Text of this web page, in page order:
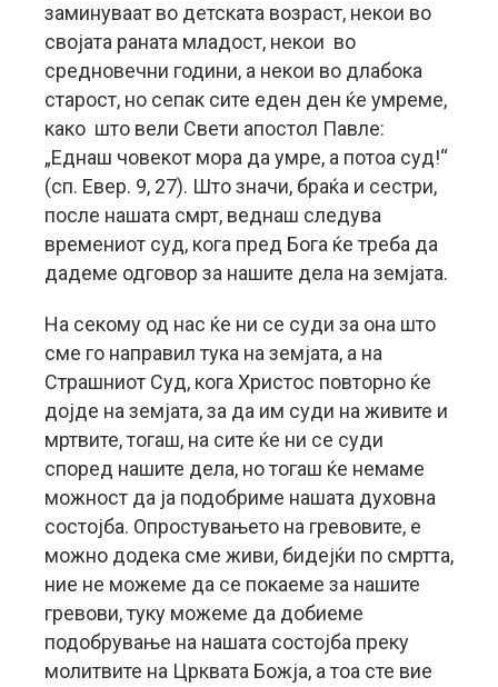
заминуваат во детската возраст, некои во
својата раната младост, некои во
средновечни години, а некои во длабока
старост, но сепак сите еден ден ќе умреме,
како што вели Свети апостол Павле:
„Еднаш човекот мора да умре, а потоа суд!“
(сп. Евер. 9, 27). Што значи, браќа и сестри,
после нашата смрт, веднаш следува
времениот суд, кога пред Бога ќе треба да
дадеме одговор за нашите дела на земјата.
На секому од нас ќе ни се суди за она што
сме го направил тука на земјата, а на
Страшниот Суд, кога Христос повторно ќе
дојде на земјата, за да им суди на живите и
мртвите, тогаш, на сите ќе ни се суди
според нашите дела, но тогаш ќе немаме
можност да ја подобриме нашата духовна
состојба. Опростувањето на гревовите, е
можно додека сме живи, бидејќи по смртта,
ние не можеме да се покаеме за нашите
гревови, туку можеме да добиеме
подобрување на нашата состојба преку
молитвите на Црквата Божја, а тоа сте вие